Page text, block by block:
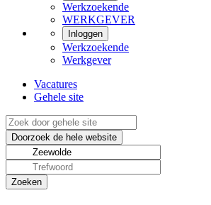
Werkzoekende
WERKGEVER
Inloggen
Werkzoekende
Werkgever
Vacatures
Gehele site